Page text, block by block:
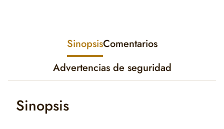
SinopsisComentarios
Advertencias de seguridad
Sinopsis